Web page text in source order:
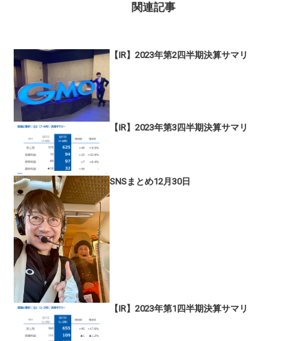
関連記事
【IR】2023年第2四半期決算サマリ
【IR】2023年第3四半期決算サマリ
SNSまとめ12月30日
【IR】2023年第1四半期決算サマリ